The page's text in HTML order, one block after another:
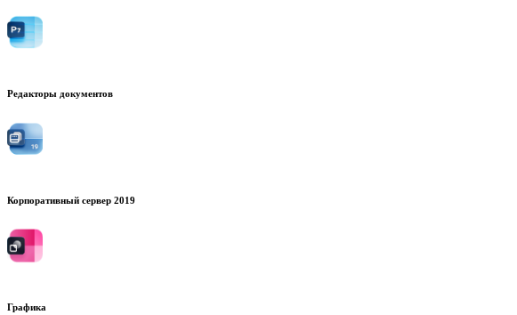
Редакторы документов
Корпоративный сервер 2019
Графика